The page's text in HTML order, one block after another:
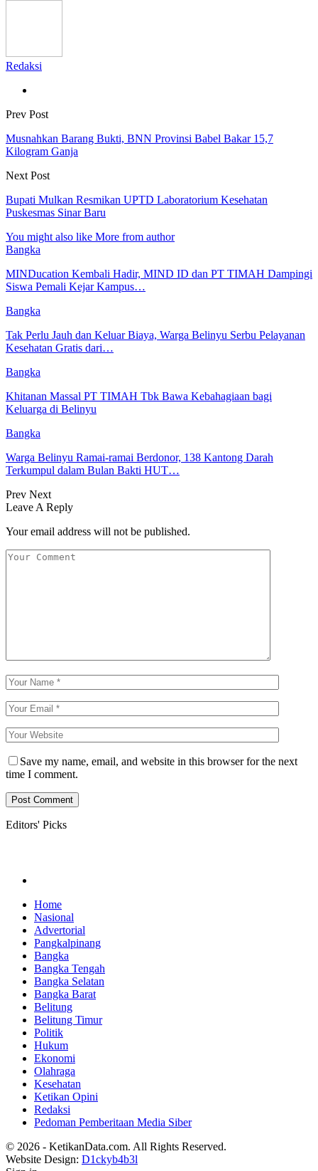
Redaksi
Prev Post
Musnahkan Barang Bukti, BNN Provinsi Babel Bakar 15,7
Kilogram Ganja
Next Post
Bupati Mulkan Resmikan UPTD Laboratorium Kesehatan
Puskesmas Sinar Baru
You might also like More from author
Bangka
MINDucation Kembali Hadir, MIND ID dan PT TIMAH Dampingi
Siswa Pemali Kejar Kampus…
Bangka
Tak Perlu Jauh dan Keluar Biaya, Warga Belinyu Serbu Pelayanan
Kesehatan Gratis dari…
Bangka
Khitanan Massal PT TIMAH Tbk Bawa Kebahagiaan bagi
Keluarga di Belinyu
Bangka
Warga Belinyu Ramai-ramai Berdonor, 138 Kantong Darah
Terkumpul dalam Bulan Bakti HUT…
Prev Next
Leave A Reply
Your email address will not be published.
Save my name, email, and website in this browser for the next
time I comment.
Editors' Picks
Home
Nasional
Advertorial
Pangkalpinang
Bangka
Bangka Tengah
Bangka Selatan
Bangka Barat
Belitung
Belitung Timur
Politik
Hukum
Ekonomi
Olahraga
Kesehatan
Ketikan Opini
Redaksi
Pedoman Pemberitaan Media Siber
© 2026 - KetikanData.com. All Rights Reserved.
Website Design: D1ckyb4b3l